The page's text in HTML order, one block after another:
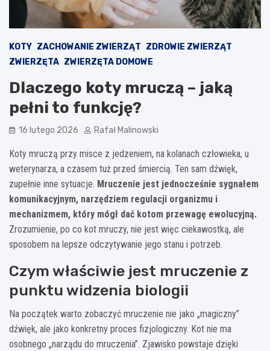
KOTY ZACHOWANIE ZWIERZĄT ZDROWIE ZWIERZĄT
ZWIERZĘTA ZWIERZĘTA DOMOWE
Dlaczego koty mruczą – jaką
pełni to funkcję?
16 lutego 2026 Rafał Malinowski
Koty mruczą przy misce z jedzeniem, na kolanach człowieka, u
weterynarza, a czasem tuż przed śmiercią. Ten sam dźwięk,
zupełnie inne sytuacje. Mruczenie jest jednocześnie sygnałem
komunikacyjnym, narzędziem regulacji organizmu i
mechanizmem, który mógł dać kotom przewagę ewolucyjną.
Zrozumienie, po co kot mruczy, nie jest więc ciekawostką, ale
sposobem na lepsze odczytywanie jego stanu i potrzeb.
Czym właściwie jest mruczenie z
punktu widzenia biologii
Na początek warto zobaczyć mruczenie nie jako „magiczny”
dźwięk, ale jako konkretny proces fizjologiczny. Kot nie ma
osobnego „narządu do mruczenia”. Zjawisko powstaje dzięki